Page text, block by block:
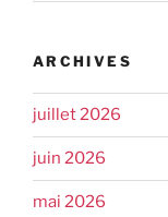
ARCHIVES
juillet 2026
juin 2026
mai 2026